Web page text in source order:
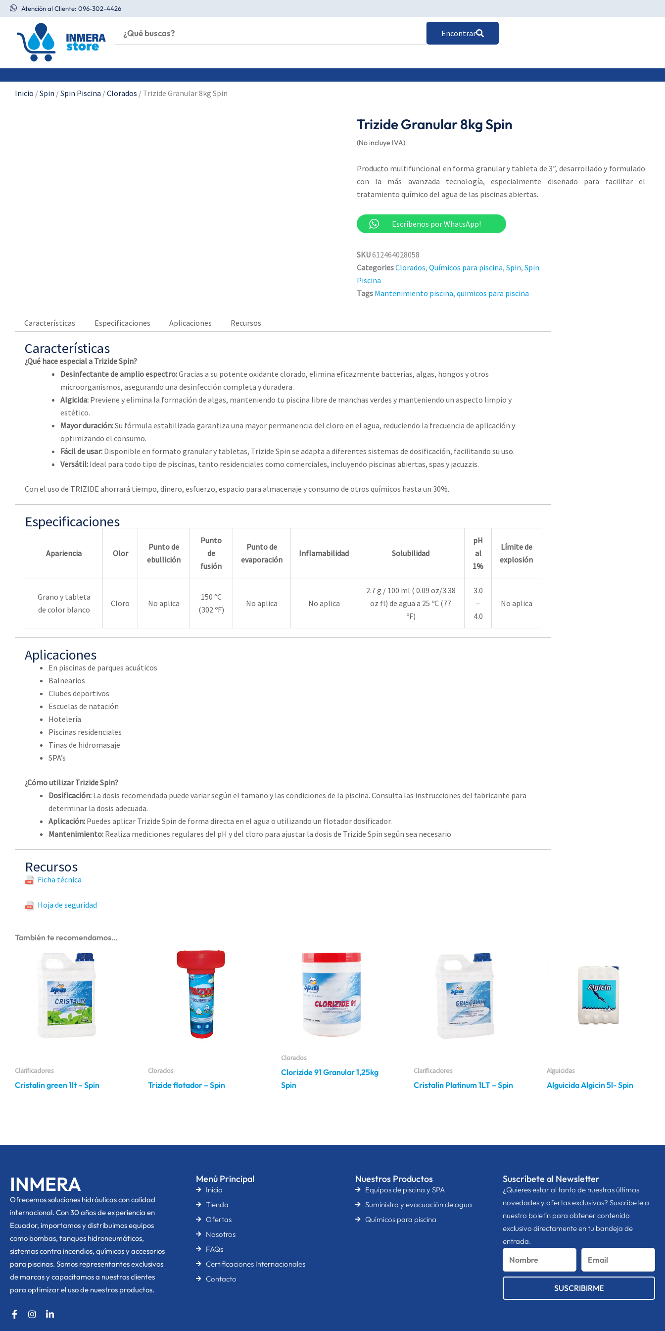
al
contenido
Atención al Cliente: 096-302-4426
Encontrar
Inicio /Spin /Spin Piscina /Clorados / Trizide Granular 8kg Spin
Trizide Granular 8kg Spin
(No incluye IVA)
Producto multifuncional en forma granular y tableta de 3”, desarrollado y formulado
con la más avanzada tecnología, especialmente diseñado para facilitar el
tratamiento químico del agua de las piscinas abiertas.
Escríbenos por WhatsApp!
SKU612464028058
CategoriesClorados, Químicos para piscina, Spin, Spin
Piscina
Tags Mantenimiento piscina, quimicos para piscina
Características Especificaciones Aplicaciones Recursos
Características
¿Qué hace especial a Trizide Spin?
Desinfectante de amplio espectro:Gracias a su potente oxidante clorado, elimina eficazmente bacterias, algas, hongos y otros
microorganismos, asegurando una desinfección completa y duradera.
Algicida: Previene y elimina la formación de algas, manteniendo tu piscina libre de manchas verdes y manteniendo un aspecto limpio y
estético.
Mayor duración:Su fórmula estabilizada garantiza una mayor permanencia del cloro en el agua, reduciendo la frecuencia de aplicación y
optimizando el consumo.
Fácil de usar: Disponible en formato granular y tabletas, Trizide Spin se adapta a diferentes sistemas de dosificación, facilitando su uso.
Versátil: Ideal para todo tipo de piscinas, tanto residenciales como comerciales, incluyendo piscinas abiertas, spas y jacuzzis.
Con el uso de TRIZIDE ahorrará tiempo, dinero, esfuerzo, espacio para almacenaje y consumo de otros químicos hasta un 30%.
Especificaciones
Apariencia Olor
Punto de
ebullición
Punto
de
fusión
Punto de
evaporación
Inflamabilidad Solubilidad
pH
al
1%
Límite de
explosión
Grano y tableta
de color blanco
Cloro No aplica
150 °C
(302 ºF)
No aplica No aplica
2.7 g / 100 ml ( 0.09 oz/3.38
oz fl) de agua a 25 ºC (77
ºF)
3.0
–
4.0
No aplica
Aplicaciones
En piscinas de parques acuáticos
Balnearios
Clubes deportivos
Escuelas de natación
Hotelería
Piscinas residenciales
Tinas de hidromasaje
SPA’s
¿Cómo utilizar Trizide Spin?
Dosificación: La dosis recomendada puede variar según el tamaño y las condiciones de la piscina. Consulta las instrucciones del fabricante para
determinar la dosis adecuada.
Aplicación: Puedes aplicar Trizide Spin de forma directa en el agua o utilizando un flotador dosificador.
Mantenimiento: Realiza mediciones regulares del pH y del cloro para ajustar la dosis de Trizide Spin según sea necesario
Recursos
Ficha técnica
Hoja de seguridad
También te recomendamos…
Clarificadores
Cristalin green 1lt – Spin
Clorados
Trizide flotador – Spin
Clorados
Clorizide 91 Granular 1,25kg
Spin
Clarificadores
Cristalin Platinum 1LT – Spin
Alguicidas
Alguicida Algicin 5l- Spin
INMERA
Ofrecemos soluciones hidráulicas con calidad
internacional. Con 30 años de experiencia en
Ecuador, importamos y distribuimos equipos
como bombas, tanques hidroneumáticos,
sistemas contra incendios, químicos y accesorios
para piscinas. Somos representantes exclusivos
de marcas y capacitamos a nuestros clientes
para optimizar el uso de nuestros productos.
F
a
I
n
L
Menú Principal
Inicio
Tienda
Ofertas
Nosotros
FAQs
Certificaciones Internacionales
Contacto
Nuestros Productos
Equipos de piscina y SPA
Suministro y evacuación de agua
Químicos para piscina
Suscríbete al Newsletter
¿Quieres estar al tanto de nuestras últimas
novedades y ofertas exclusivas? Suscríbete a
nuestro boletín para obtener contenido
exclusivo directamente en tu bandeja de
entrada.
SUSCRIBIRME